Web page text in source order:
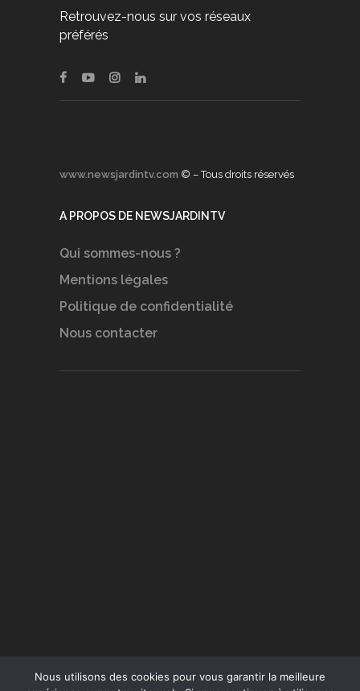
Retrouvez-nous sur vos réseaux
préférés
www.newsjardintv.com © – Tous droits réservés
A PROPOS DE NEWSJARDINTV
Qui sommes-nous ?
Mentions légales
Politique de confidentialité
Nous contacter
Nous utilisons des cookies pour vous garantir la meilleure